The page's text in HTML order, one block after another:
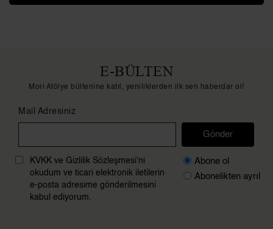
E-BÜLTEN
Mori Atölye bültenine katıl, yeniliklerden ilk sen haberdar ol!
Mail Adresiniz
Gönder
KVKK ve Gizlilik Sözleşmesi'ni
okudum ve ticari elektronik iletilerin
e-posta adresime gönderilmesini
kabul ediyorum.
Abone ol
Abonelikten ayrıl